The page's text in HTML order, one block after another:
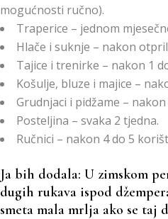
mogućnosti ručno).
Traperice – jednom
Hlače i suknje – nakon
Tajice i trenirke – nakon 1
Košulje, bluze i majice –
Grudnjaci i pidžame –
Posteljina – svaka 2 tjedna.
Ručnici – nakon 4 do 5
Ja bih dodala: U zimskom
dugih rukava ispod
smeta mala mrlja ako se taj